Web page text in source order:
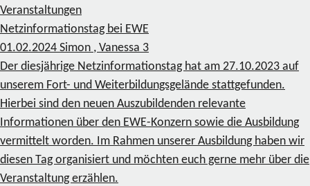
Veranstaltungen
Netzinformationstag bei EWE
01.02.2024 Simon , Vanessa 3
Der diesjährige Netzinformationstag hat am 27.10.2023 auf
unserem Fort- und Weiterbildungsgelände stattgefunden.
Hierbei sind den neuen Auszubildenden relevante
Informationen über den EWE-Konzern sowie die Ausbildung
vermittelt worden. Im Rahmen unserer Ausbildung haben wir
diesen Tag organisiert und möchten euch gerne mehr über die
Veranstaltung erzählen.